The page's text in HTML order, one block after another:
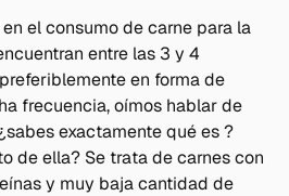
el consumo de carne para la
entre las 3 y 4
en forma de
frecuencia, oímos hablar de
exactamente qué es ?
de ella? Se trata de carnes con
y muy baja cantidad de